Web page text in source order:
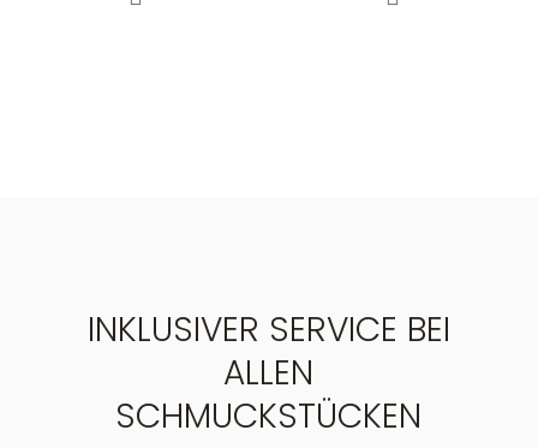
INKLUSIVER SERVICE BEI
ALLEN
SCHMUCKSTÜCKEN